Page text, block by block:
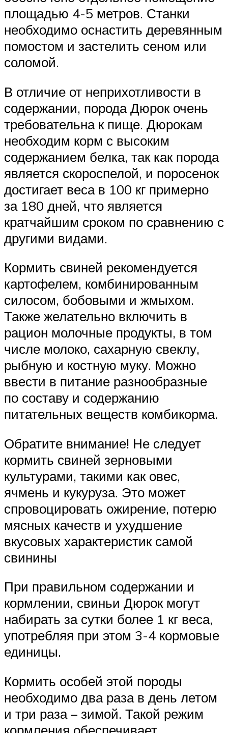
площадью 4-5 метров. Станки
необходимо оснастить деревянным
помостом и застелить сеном или
соломой.
В отличие от неприхотливости в
содержании, порода Дюрок очень
требовательна к пище. Дюрокам
необходим корм с высоким
содержанием белка, так как порода
является скороспелой, и поросенок
достигает веса в 100 кг примерно
за 180 дней, что является
кратчайшим сроком по сравнению с
другими видами.
Кормить свиней рекомендуется
картофелем, комбинированным
силосом, бобовыми и жмыхом.
Также желательно включить в
рацион молочные продукты, в том
числе молоко, сахарную свеклу,
рыбную и костную муку. Можно
ввести в питание разнообразные
по составу и содержанию
питательных веществ комбикорма.
Обратите внимание! Не следует
кормить свиней зерновыми
культурами, такими как овес,
ячмень и кукуруза. Это может
спровоцировать ожирение, потерю
мясных качеств и ухудшение
вкусовых характеристик самой
свинины
При правильном содержании и
кормлении, свиньи Дюрок могут
набирать за сутки более 1 кг веса,
употребляя при этом 3-4 кормовые
единицы.
Кормить особей этой породы
необходимо два раза в день летом
и три раза – зимой. Такой режим